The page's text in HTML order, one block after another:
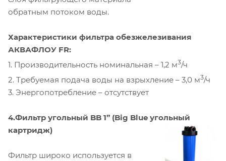
обратным потоком воды.
Характеристики фильтра обезжелезивания
АКВАФЛОУ FR:
1. Производительность номинальная – 1,2 м3/ч
2. Требуемая подача воды на взрыхление – 3,0 м3/ч
3. Энергопотребление – отсутствует
4.Фильтр угольный BB 1” (Big Blue угольный
картридж)
Фильтр широко используется в